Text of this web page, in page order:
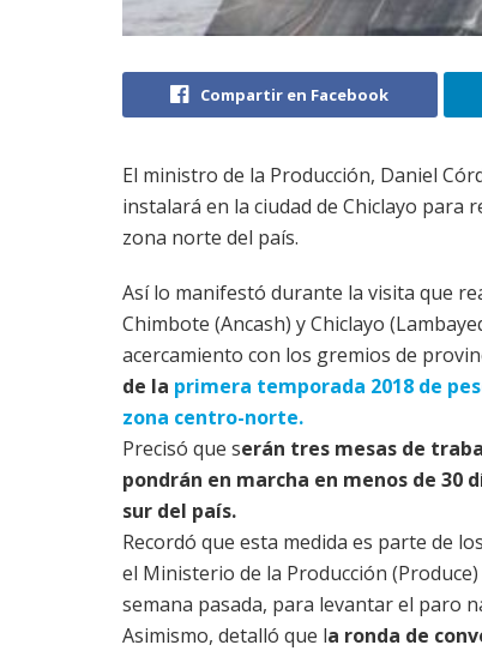
Compartir en Facebook
El ministro de la Producción, Daniel
instalará en la ciudad de Chiclayo para
zona norte del país.
Así lo manifestó durante la visita que
Chimbote (Ancash) y Chiclayo
acercamiento con los gremios de
de la primera temporada 2018 de
zona centro-norte.
Precisó que serán tres mesas de
pondrán en marcha en menos de 30
sur del país.
Recordó que esta medida es parte de
el Ministerio de la Producción
semana pasada, para levantar el paro
Asimismo, detalló que la ronda de